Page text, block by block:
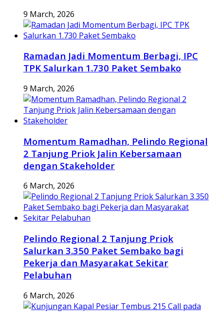
9 March, 2026
Ramadan Jadi Momentum Berbagi, IPC
TPK Salurkan 1.730 Paket Sembako
9 March, 2026
Momentum Ramadhan, Pelindo Regional
2 Tanjung Priok Jalin Kebersamaan
dengan Stakeholder
6 March, 2026
Pelindo Regional 2 Tanjung Priok
Salurkan 3.350 Paket Sembako bagi
Pekerja dan Masyarakat Sekitar
Pelabuhan
6 March, 2026